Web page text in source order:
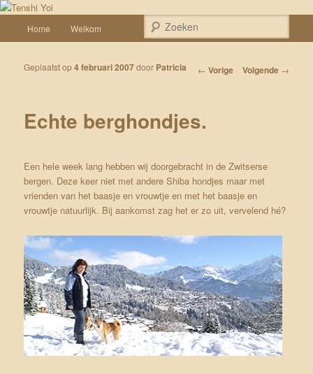
Spring naar de primaire inhoud
Tenshi Yoi
Een weblog over onze Shiba’s (Keiko, Rontu, Miyuki, Tatsu en Yumi)
Home Welkom
Bericht navigatie
← Vorige Volgende →
Echte berghondjes.
Geplaatst op4 februari 2007door Patricia
Een hele week lang hebben wij doorgebracht in de Zwitserse
bergen. Deze keer niet metandere Shiba hondjes maar met
vrienden van het baasje en vrouwtje en met het baasje en
vrouwtje natuurlijk. Bij aankomst zag het er zo uit, vervelend hé?